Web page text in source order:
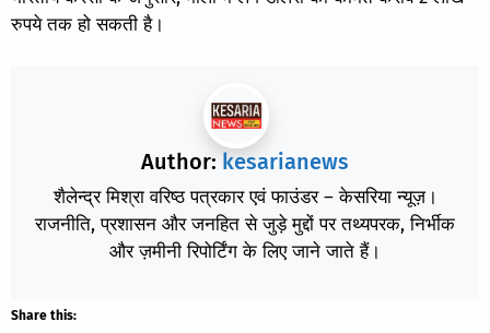
रुपये तक हो सकती है।
Author: kesarianews
शैलेन्द्र मिश्रा वरिष्ठ पत्रकार एवं फाउंडर – केसरिया न्यूज़।
राजनीति, प्रशासन और जनहित से जुड़े मुद्दों पर तथ्यपरक, निर्भीक
और ज़मीनी रिपोर्टिंग के लिए जाने जाते हैं।
Share this: